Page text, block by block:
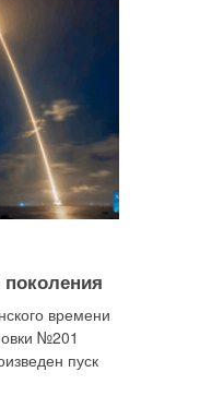
поколения
времени
№201
пуск